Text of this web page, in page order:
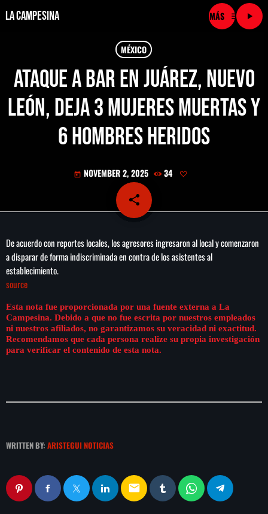
La Campesina menu
play_arrow
play_arrow LA CAMPESINA CADENA
play_arrow LA CAMPESINA 101.9 FM
LA CAMPESINA 96.7 FM
LA CAMPESINA 106.3 FM
play_arrow LA CAMPESINA 92.5 FM
play_arrow LA CAMPESINA 107.9 FM
play_arrow
play_arrow LA CAMPESINA GEORGIA
PROGRAMACIÓN
RANKING
PUBLICIDAD
MÉXICO
Ataque a bar en Juárez, Nuevo
León, deja 3 mujeres muertas y
6 hombres heridos
today NOVEMBER 2, 2025 34
share
email
De acuerdo con reportes locales, los agresores ingresaron al local y comenzaron
a disparar de forma indiscriminada en contra de los asistentes al
establecimiento.
source
Esta nota fue proporcionada por una fuente externa a La
Campesina. Debido a que no fue escrita por nuestros empleados
ni nuestros afiliados, no garantizamos su veracidad ni exactitud.
Recomendamos que cada persona realize su propia investigación
para verificar el contenido de esta nota.
WRITTEN BY: ARISTEGUI NOTICIAS
email